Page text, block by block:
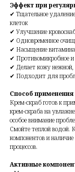
Эффект при
✔ Тщательное
клеток
✔ Улучшение
✔ Одновременное
✔ Насыщение
✔ Противомикробное
✔ Делает кожу нежной,
✔ Подходит для
Способ применения
Крем-скраб готов к
крем-скраба на
особое внимание
Смойте теплой водой.
компонентов и
процессов.
Активные